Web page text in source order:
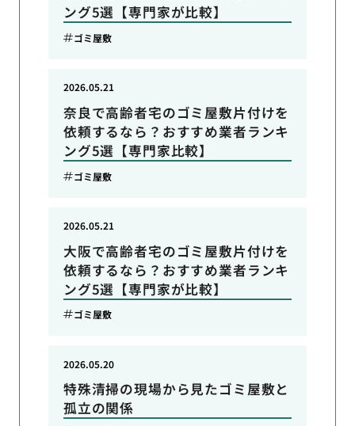
ング5選【専門家が比較】
ゴミ屋敷
奈良で高齢者宅のゴミ屋敷片付けを
依頼するなら？おすすめ業者ランキ
ング5選【専門家比較】
2026.05.21
ゴミ屋敷
大阪で高齢者宅のゴミ屋敷片付けを
依頼するなら？おすすめ業者ランキ
ング5選【専門家が比較】
2026.05.21
ゴミ屋敷
特殊清掃の現場から見たゴミ屋敷と
孤立の関係
2026.05.20